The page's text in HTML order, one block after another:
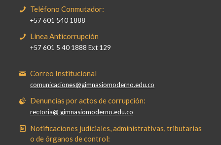
Teléfono Conmutador:
+57 601 540 1888
Línea Anticorrupción
+57 601 5 40 1888 Ext 129
Correo Institucional
comunicaciones@gimnasiomoderno.edu.co
Denuncias por actos de corrupción:
rectoria@ gimnasiomoderno.edu.co
Notificaciones judiciales, administrativas, tributarias
o de órganos de control: